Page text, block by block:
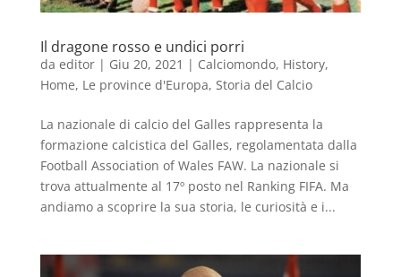
Il dragone rosso e undici porri
da editor| Giu 20, 2021 | Calciomondo, History,
Home, Le province d'Europa, Storia del Calcio
La nazionale di calcio del Galles rappresenta la
formazione calcistica del Galles, regolamentata dalla
Football Association of Wales FAW. La nazionale si
trova attualmente al 17º posto nel Ranking FIFA. Ma
andiamo a scoprire la sua storia, le curiosità e i...